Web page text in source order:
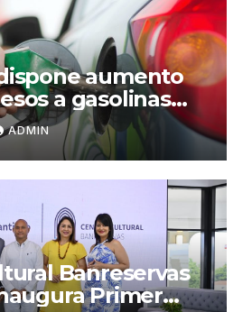
aumento
a gasolinas
regular
ADMIN
Banreservas
Primer